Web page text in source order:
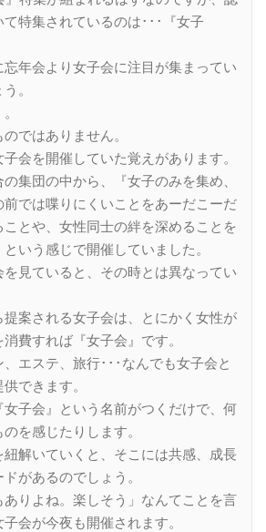
特集されているのは･･･『女子
年会より女子会に注目が集まってい
。
ではありません。
会を開催していた覚えがあります。
集団の中から、『女子のみを集め、
では喋りにくいことをあーだこーだ
ことや、女性同士の絆を深めることを
いう感じで開催していました。
を見ていると、その時とは異なってい
案される女子会は、とにかく女性が
費すれば『女子会』です。
エステ、旅行･･･なんでも女子会と
できます。
子会』という名前がつくだけで、何
を感じたりします。
解いていくと、そこには共感、成長
があるのでしょう。
ありよね。楽しそう」なんてことを言
会が今夜も開催されます。